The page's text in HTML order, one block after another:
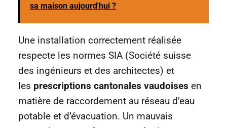
sa maison aujourd'hui ?
Une installation correctement réalisée
respecte les normes SIA (Société suisse
des ingénieurs et des architectes) et
les prescriptions cantonales vaudoises en
matière de raccordement au réseau d’eau
potable et d’évacuation. Un mauvais